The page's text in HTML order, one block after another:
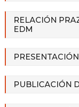
RELACIÓN
EDM
PUBLICACIÓN